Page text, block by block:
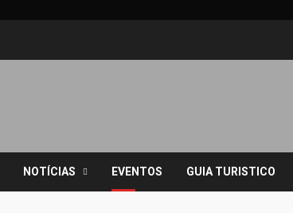
NOTÍCIAS EVENTOS GUIA TURISTICO